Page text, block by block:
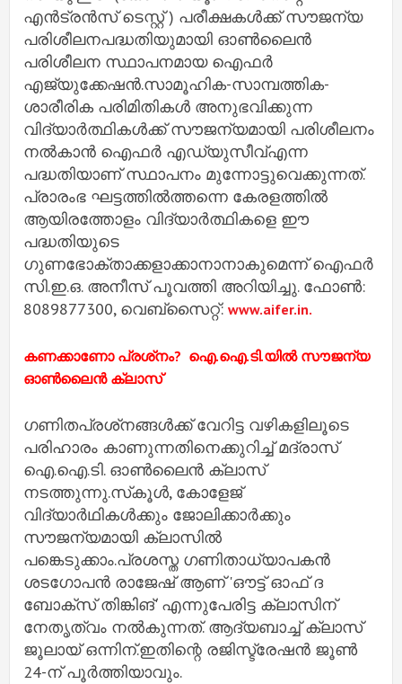
എന്‍ട്രന്‍സ് ടെസ്റ്റ് ) പരീക്ഷകള്‍ക്ക് സൗജന്യ
പരിശീലനപദ്ധതിയുമായി ഓണ്‍ലൈന്‍
പരിശീലന സ്ഥാപനമായ ഐഫര്‍
എജ്യുക്കേഷന്‍.സാമൂഹിക-സാമ്പത്തിക-
ശാരീരിക പരിമിതികള്‍ അനുഭവിക്കുന്ന
വിദ്യാര്‍ത്ഥികള്‍ക്ക് സൗജന്യമായി പരിശീലനം
നല്‍കാന്‍ ഐഫര്‍ എഡ്യുസീവ്എന്ന
പദ്ധതിയാണ് സ്ഥാപനം മുന്നോട്ടുവെക്കുന്നത്.
പ്രാരംഭ ഘട്ടത്തില്‍ത്തന്നെ കേരളത്തില്‍
ആയിരത്തോളം വിദ്യാര്‍ത്ഥികളെ ഈ
പദ്ധതിയുടെ
ഗുണഭോക്താക്കളാക്കാനാനാകുമെന്ന് ഐഫര്‍
സി.ഇ.ഒ. അനീസ് പൂവത്തി അറിയിച്ചു. ഫോണ്‍:
8089877300, വെബ്‌സൈറ്റ്: www.aifer.in.
കണക്കാണോ പ്രശ്‌നം? ഐ.ഐ.ടി.യില്‍ സൗജന്യ
ഓണ്‍ലൈന്‍ ക്ലാസ്
ഗണിതപ്രശ്‌നങ്ങള്‍ക്ക് വേറിട്ട വഴികളിലൂടെ
പരിഹാരം കാണുന്നതിനെക്കുറിച്ച് മദ്രാസ്
ഐ.ഐ.ടി. ഓണ്‍ലൈന്‍ ക്ലാസ്
നടത്തുന്നു.സ്‌കൂള്‍, കോളേജ്
വിദ്യാര്‍ഥികള്‍ക്കും ജോലിക്കാര്‍ക്കും
സൗജന്യമായി ക്ലാസില്‍
പങ്കെടുക്കാം.പ്രശസ്ത ഗണിതാധ്യാപകന്‍
ശടഗോപന്‍ രാജേഷ് ആണ് 'ഔട്ട് ഓഫ് ദ
ബോക്‌സ് തിങ്കിങ്' എന്നുപേരിട്ട ക്ലാസിന്
നേതൃത്വം നല്‍കുന്നത്. ആദ്യബാച്ച് ക്ലാസ്
ജൂലായ് ഒന്നിന്.ഇതിന്റെ രജിസ്ട്രേഷന്‍ ജൂണ്‍
24-ന് പൂര്‍ത്തിയാവും.